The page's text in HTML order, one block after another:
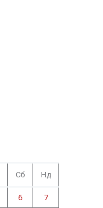
Сб Нд
6 7